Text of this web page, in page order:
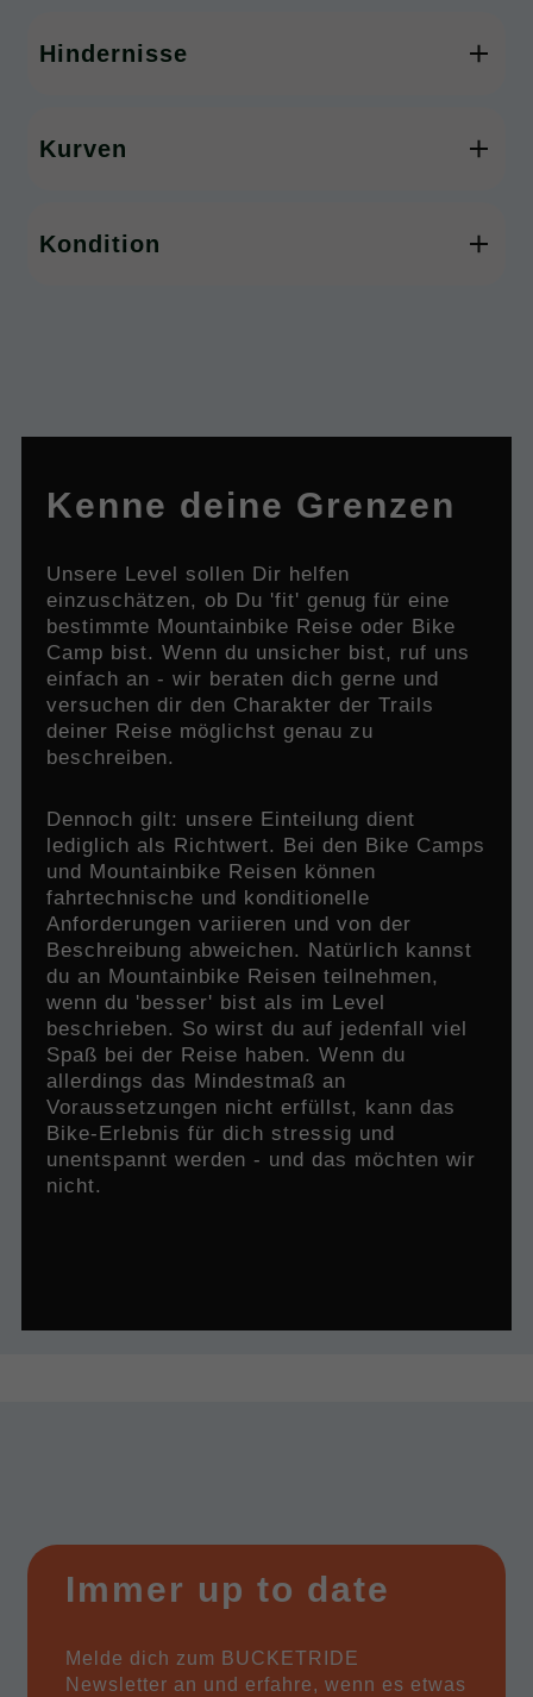
Hindernisse
Kurven
Kondition
Kenne deine Grenzen
Unsere Level sollen Dir helfen
einzuschätzen, ob Du 'fit' genug für eine
bestimmte Mountainbike Reise oder Bike
Camp bist. Wenn du unsicher bist, ruf uns
einfach an - wir beraten dich gerne und
versuchen dir den Charakter der Trails
deiner Reise möglichst genau zu
beschreiben.
​Dennoch gilt: unsere Einteilung dient
lediglich als Richtwert. Bei den Bike Camps
und Mountainbike Reisen können
fahrtechnische und konditionelle
Anforderungen variieren und von der
Beschreibung abweichen. Natürlich kannst
du an Mountainbike Reisen teilnehmen,
wenn du 'besser' bist als im Level
beschrieben. So wirst du auf jedenfall viel
Spaß bei der Reise haben. Wenn du
allerdings das Mindestmaß an
Voraussetzungen nicht erfüllst, kann das
Bike-Erlebnis für dich stressig und
unentspannt werden - und das möchten wir
nicht.
Immer up to date
Melde dich zum BUCKETRIDE
Newsletter an und erfahre, wenn es etwas